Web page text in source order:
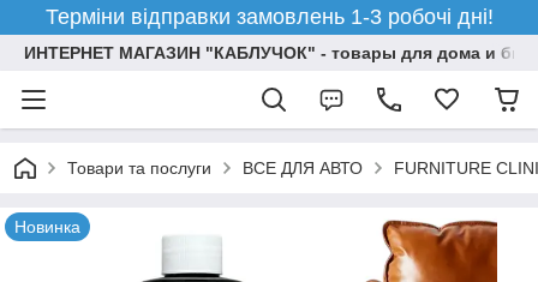
Терміни відправки замовлень 1-3 робочі дні!
ИНТЕРНЕТ МАГАЗИН "КАБЛУЧОК" - товары для дома и
Товари та послуги ВСЕ ДЛЯ АВТО FURNITURE
Новинка